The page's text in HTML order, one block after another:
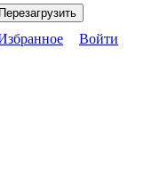
Перезагрузить
Войти